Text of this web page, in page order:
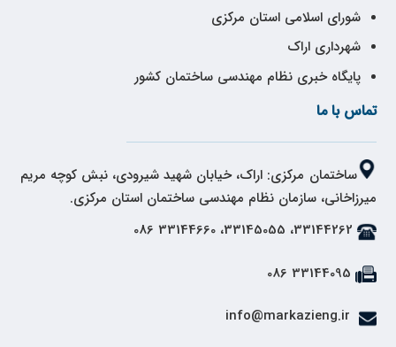
شورای اسلامی استان مرکزی
شهرداری اراک
پایگاه خبری نظام مهندسی ساختمان کشور
تماس با ما
ساختمان مرکزی: اراک، خیابان شهید شیرودی، نبش کوچه مریم
میرزاخانی، سازمان نظام مهندسی ساختمان استان مرکزی.
33144262، 33145055، 33144660 086
33144095 086